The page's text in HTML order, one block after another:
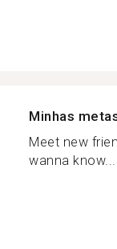
Minhas
Meet new
wanna know...